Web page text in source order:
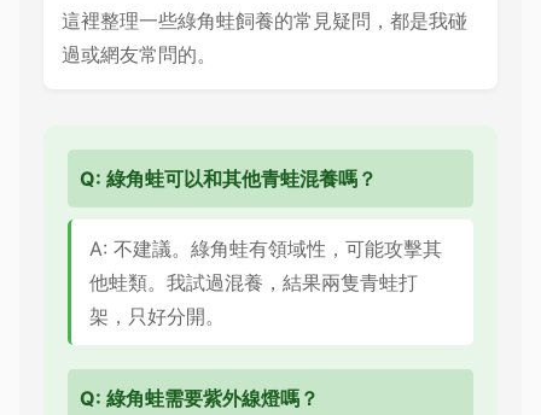
這裡整理一些綠角蛙飼養的常見疑問，都是我碰
過或網友常問的。
Q: 綠角蛙可以和其他青蛙混養嗎？
A: 不建議。綠角蛙有領域性，可能攻擊其
他蛙類。我試過混養，結果兩隻青蛙打
架，只好分開。
Q: 綠角蛙需要紫外線燈嗎？